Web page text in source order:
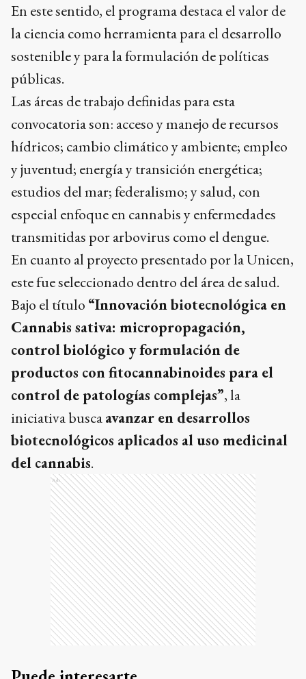
En este sentido, el programa destaca el valor de
la ciencia como herramienta para el desarrollo
sostenible y para la formulación de políticas
públicas.
Las áreas de trabajo definidas para esta
convocatoria son: acceso y manejo de recursos
hídricos; cambio climático y ambiente; empleo
y juventud; energía y transición energética;
estudios del mar; federalismo; y salud, con
especial enfoque en cannabis y enfermedades
transmitidas por arbovirus como el dengue.
En cuanto al proyecto presentado por la Unicen,
este fue seleccionado dentro del área de salud.
Bajo el título “Innovación biotecnológica en
Cannabis sativa: micropropagación,
control biológico y formulación de
productos con fitocannabinoides para el
control de patologías complejas”, la
iniciativa buscaavanzar en desarrollos
biotecnológicos aplicados al uso medicinal
del cannabis.
Ads